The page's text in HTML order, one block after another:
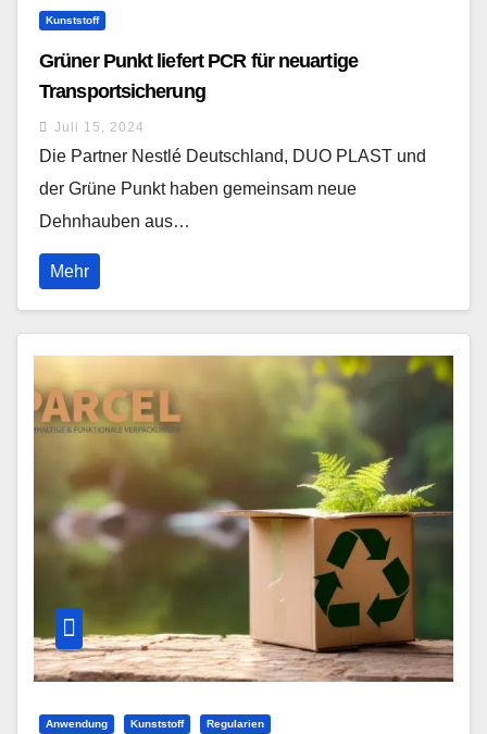
Kunststoff
Grüner Punkt liefert PCR für neuartige
Transportsicherung
Juli 15, 2024
Die Partner Nestlé Deutschland, DUO PLAST und
der Grüne Punkt haben gemeinsam neue
Dehnhauben aus…
Mehr
Anwendung Kunststoff Regularien